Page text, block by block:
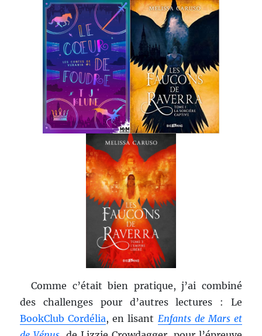
Comme c’était bien pratique, j’ai combiné
des challenges pour d’autres lectures : Le
BookClub Cordélia, en lisant Enfants de Mars et